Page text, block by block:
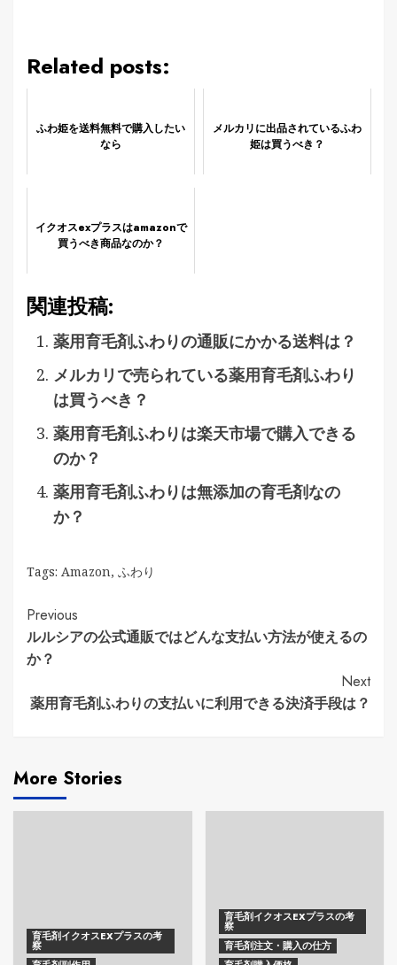
Related posts:
ふわ姫を送料無料で購入したい
なら
メルカリに出品されているふわ
姫は買うべき？
イクオスexプラスはamazonで
買うべき商品なのか？
関連投稿:
薬用育毛剤ふわりの通販にかかる送料は？
メルカリで売られている薬用育毛剤ふわり
は買うべき？
薬用育毛剤ふわりは楽天市場で購入できる
のか？
薬用育毛剤ふわりは無添加の育毛剤なの
か？
Tags: Amazon, ふわり
Continue
Reading
Previous
ルルシアの公式通販ではどんな支払い方法が使えるの
か？
Next
薬用育毛剤ふわりの支払いに利用できる決済手段は？
More Stories
育毛剤イクオスEXプラスの考
察
育毛剤イクオスEXプラスの考
察
育毛剤注文・購入の仕方